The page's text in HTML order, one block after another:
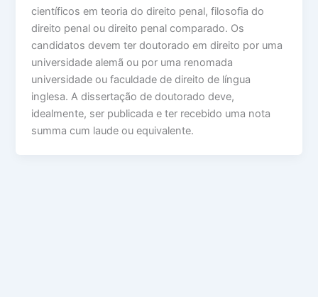
científicos em teoria do direito penal, filosofia do
direito penal ou direito penal comparado. Os
candidatos devem ter doutorado em direito por uma
universidade alemã ou por uma renomada
universidade ou faculdade de direito de língua
inglesa. A dissertação de doutorado deve,
idealmente, ser publicada e ter recebido uma nota
summa cum laude ou equivalente.